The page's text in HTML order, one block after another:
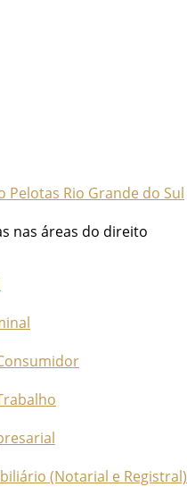
nas áreas do direito
(Notarial e Registral)